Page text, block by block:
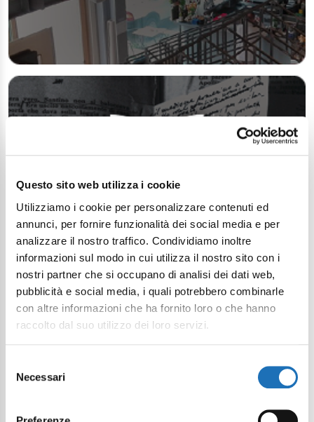
Questo sito web utilizza i cookie
Utilizziamo i cookie per personalizzare contenuti ed
annunci, per fornire funzionalità dei social media e per
analizzare il nostro traffico. Condividiamo inoltre
informazioni sul modo in cui utilizza il nostro sito con i
nostri partner che si occupano di analisi dei dati web,
pubblicità e social media, i quali potrebbero combinarle
con altre informazioni che ha fornito loro o che hanno
raccolto dal suo utilizzo dei loro servizi.
delNecessari